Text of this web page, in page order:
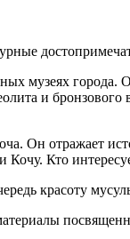
музеях
и
Он отражает
Кто
красоту